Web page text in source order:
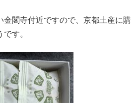
金閣寺付近ですので、京都土産に購
す。